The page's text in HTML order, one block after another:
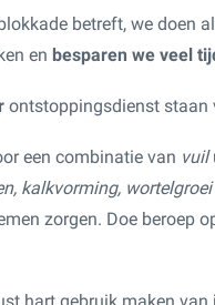
betreft, we doen
en besparen we veel
ontstoppingsdienst staan
een combinatie van vuil
kalkvorming, wortelgroei
zorgen. Doe beroep